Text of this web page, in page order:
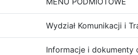
Wydział Komunikacji i
Informacje i dokumenty